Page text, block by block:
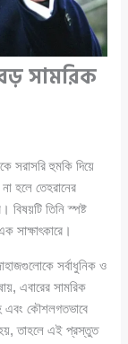
বড় সামরিক
হুমকি দিয়ে
হলে তেহরানের
বিষয়টি তিনি স্পষ্ট
সর্বাধুনিক ও
এবারের সামরিক
এবং কৌশলগতভাবে
তাহলে এই প্রস্তুত